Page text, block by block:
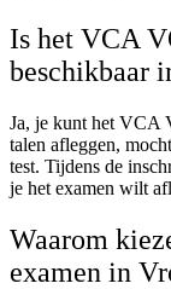
Is het VCA
beschikbaar
Ja, je kunt het VCA
talen afleggen,
test. Tijdens de
je het examen wilt
Waarom
examen in